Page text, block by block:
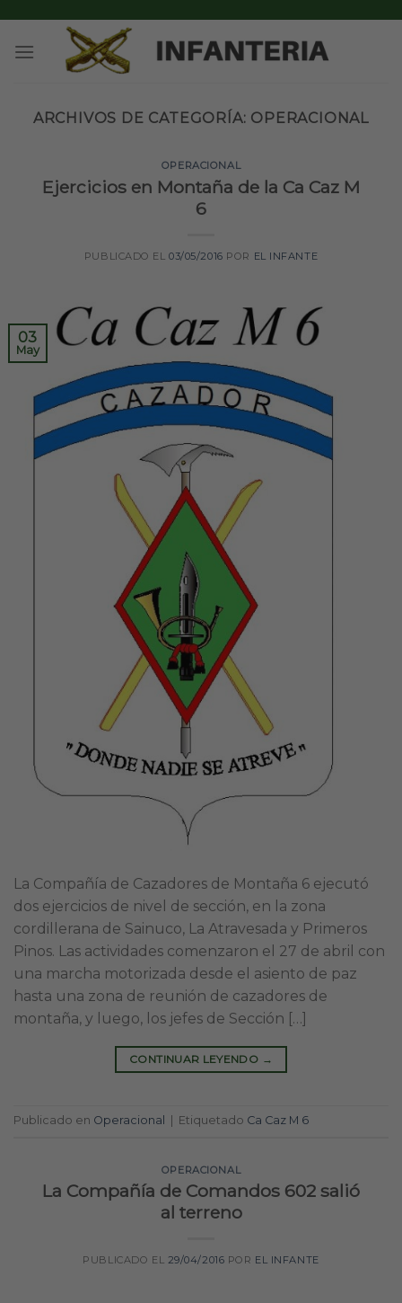
content
ARCHIVOS DE CATEGORÍA: OPERACIONAL
OPERACIONAL
Ejercicios en Montaña de la Ca Caz M
6
PUBLICADO EL03/05/2016 POR EL INFANTE
03
May
La Compañía de Cazadores de Montaña 6 ejecutó
dos ejercicios de nivel de sección, en la zona
cordillerana de Sainuco, La Atravesada y Primeros
Pinos. Las actividades comenzaron el 27 de abril con
una marcha motorizada desde el asiento de paz
hasta una zona de reunión de cazadores de
montaña, y luego, los jefes de Sección […]
CONTINUAR LEYENDO →
Publicado en Operacional Etiquetado Ca Caz M 6
OPERACIONAL
La Compañía de Comandos 602 salió
al terreno
PUBLICADO EL 29/04/2016 POR EL INFANTE